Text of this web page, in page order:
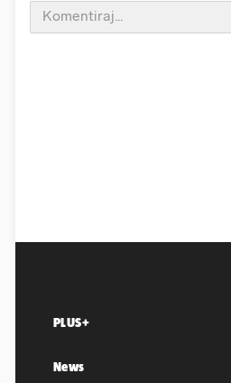
PLUS+
News